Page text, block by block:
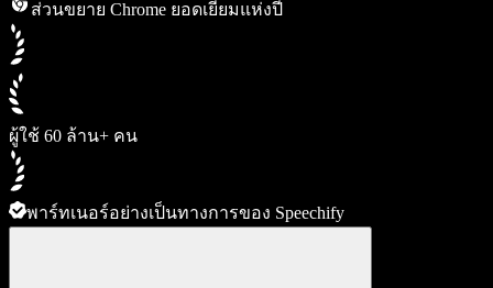
ส่วนขยาย Chrome ยอดเยี่ยมแห่งปี
ผู้ใช้ 60 ล้าน+ คน
พาร์ทเนอร์อย่างเป็นทางการของ Speechify